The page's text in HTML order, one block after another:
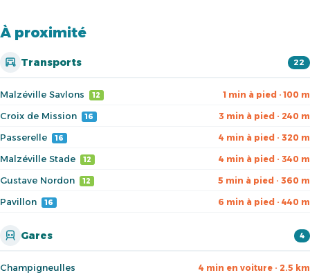
À proximité
Transports 22
Malzéville Savlons 12 1 min à pied · 100 m
Croix de Mission 16 3 min à pied · 240 m
Passerelle 16 4 min à pied · 320 m
Malzéville Stade 12 4 min à pied · 340 m
Gustave Nordon 12 5 min à pied · 360 m
Pavillon 16 6 min à pied · 440 m
Gares 4
Champigneulles 4 min en voiture · 2.5 km